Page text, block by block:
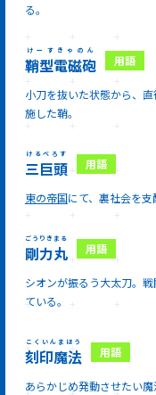
る。
鞘型電磁砲
けーすきゃのん
小刀を抜いた状態から、
施した鞘。
三巨頭
けるべろす
東の帝国にて、裏社会を支
剛力丸
ごうりきまる
シオンが振るう大太刀。
ている。
刻印魔法
こくいんまほう
あらかじめ発動させたい